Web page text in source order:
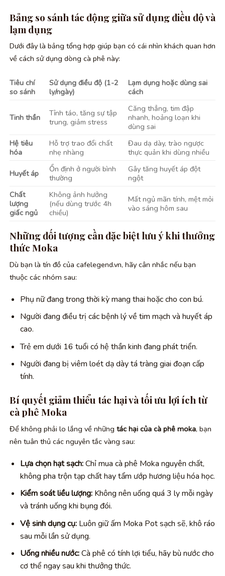
Bảng so sánh tác động giữa sử dụng điều độ và
lạm dụng
Dưới đây là bảng tổng hợp giúp bạn có cái nhìn khách quan hơn
về cách sử dụng dòng cà phê này:
Tiêu chí
so sánh
Sử dụng điều độ (1-2
ly/ngày)
Lạm dụng hoặc dùng sai
cách
Tinh thần
Tỉnh táo, tăng sự tập
trung, giảm stress
Căng thẳng, tim đập
nhanh, hoảng loạn khi
dùng sai
Hệ tiêu
hóa
Hỗ trợ trao đổi chất
nhẹ nhàng
Đau dạ dày, trào ngược
thực quản khi dùng nhiều
Huyết áp
Ổn định ở người bình
thường
Gây tăng huyết áp đột
ngột
Chất
lượng
giấc ngủ
Không ảnh hưởng
(nếu dùng trước 4h
chiều)
Mất ngủ mãn tính, mệt mỏi
vào sáng hôm sau
Những đối tượng cần đặc biệt lưu ý khi thưởng
thức Moka
Dù bạn là tín đồ của cafelegend.vn, hãy cân nhắc nếu bạn
thuộc các nhóm sau:
Phụ nữ đang trong thời kỳ mang thai hoặc cho con bú.
Người đang điều trị các bệnh lý về tim mạch và huyết áp
cao.
Trẻ em dưới 16 tuổi có hệ thần kinh đang phát triển.
Người đang bị viêm loét dạ dày tá tràng giai đoạn cấp
tính.
Bí quyết giảm thiểu tác hại và tối ưu lợi ích từ
cà phê Moka
Để không phải lo lắng về những tác hại của cà phê moka, bạn
nên tuân thủ các nguyên tắc vàng sau:
Lựa chọn hạt sạch:Chỉ mua cà phê Moka nguyên chất,
không pha trộn tạp chất hay tẩm ướp hương liệu hóa học.
Kiểm soát liều lượng:Không nên uống quá 3 ly mỗi ngày
và tránh uống khi bụng đói.
Vệ sinh dụng cụ:Luôn giữ ấm Moka Pot sạch sẽ, khô ráo
sau mỗi lần sử dụng.
Uống nhiều nước:Cà phê có tính lợi tiểu, hãy bù nước cho
cơ thể ngay sau khi thưởng thức.